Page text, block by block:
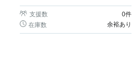
支援数 0件
在庫数
余裕あり